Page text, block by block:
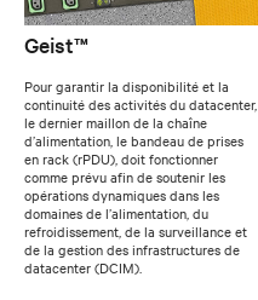
Geist™
Pour garantir la disponibilité et la
continuité des activités du datacenter,
le dernier maillon de la chaîne
d’alimentation, le bandeau de prises
en rack (rPDU), doit fonctionner
comme prévu afin de soutenir les
opérations dynamiques dans les
domaines de l’alimentation, du
refroidissement, de la surveillance et
de la gestion des infrastructures de
datacenter (DCIM).